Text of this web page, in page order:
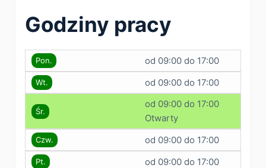
Godziny pracy
Pon. od 09:00 do 17:00
Wt. od 09:00 do 17:00
Śr.
od 09:00 do 17:00
Otwarty
Czw. od 09:00 do 17:00
Pt. od 09:00 do 17:00